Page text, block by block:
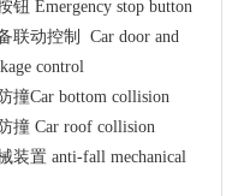
Emergency stop button
动控制 Car door and
control
Car bottom collision
Car roof collision
置 anti-fall mechanical